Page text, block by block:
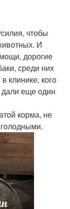
чтобы
И
дорогие
среди них
клинике, кого
дали еще один
корма, не